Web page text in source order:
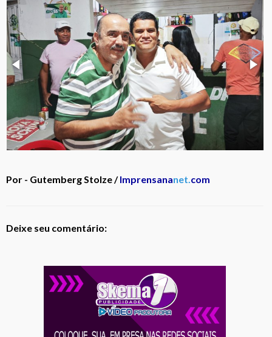
Por - Gutemberg Stolze /Imprensananet.com
Deixe seu comentário: